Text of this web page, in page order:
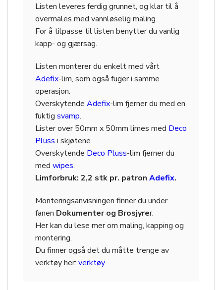
Listen leveres ferdig grunnet, og klar til å
overmales med vannløselig maling.
For å tilpasse til listen benytter du vanlig
kapp- og gjærsag.
Listen monterer du enkelt med vårt
Adefix-lim, som også fuger i samme
operasjon.
Overskytende Adefix-lim fjerner du med en
fuktig svamp.
Lister over 50mm x 50mm limes med Deco
Pluss i skjøtene.
Overskytende Deco Pluss-lim fjerner du
med wipes.
Limforbruk: 2,2 stk pr. patron Adefix.
Monteringsanvisningen finner du under
fanen Dokumenter og Brosjyrer.
Her kan du lese mer om maling, kapping og
montering.
Du finner også det du måtte trenge av
verktøy her: verktøy